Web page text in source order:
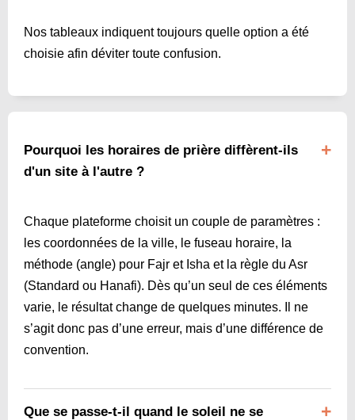
Nos tableaux indiquent toujours quelle option a été
choisie afin déviter toute confusion.
Pourquoi les horaires de prière diffèrent-ils
d'un site à l'autre ?
Chaque plateforme choisit un couple de paramètres :
les coordonnées de la ville, le fuseau horaire, la
méthode (angle) pour Fajr et Isha et la règle du Asr
(Standard ou Hanafi). Dès qu’un seul de ces éléments
varie, le résultat change de quelques minutes. Il ne
s’agit donc pas d’une erreur, mais d’une différence de
convention.
Que se passe-t-il quand le soleil ne se